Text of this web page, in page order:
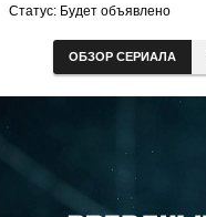
Статус: Будет объявлено
ОБЗОР СЕРИАЛА